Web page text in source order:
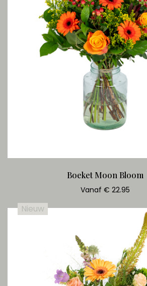
Boeket Moon Bloom
Vanaf € 22.95
Nieuw